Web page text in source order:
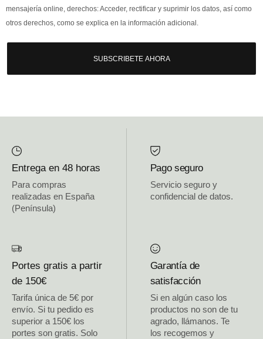
mensajería online, derechos: Acceder, rectificar y suprimir los datos, así como
otros derechos, como se explica en la información adicional.
SUBSCRIBETE AHORA
Entrega en 48 horas
Para compras
realizadas en España
(Península)
Pago seguro
Servicio seguro y
confidencial de datos.
Portes gratis a partir
de 150€
Tarifa única de 5€ por
envío. Si tu pedido es
superior a 150€ los
portes son gratis. Solo
Garantía de
satisfacción
Si en algún caso los
productos no son de tu
agrado, llámanos. Te
los recogemos y